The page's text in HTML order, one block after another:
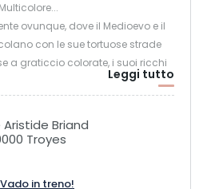
Multicolore...
ovunque, dove il Medioevo e il
con le sue tortuose strade
a graticcio colorate, i suoi ricchi
ornate, i suoi cortili segreti...
ha lasciato il segno e che sta
più attraente man mano che
la sua giovinezza...
Leggi tutto
Aristide Briand
Troyes
Vado in treno!